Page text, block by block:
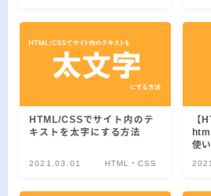
みきてぃ
20代のブロガーです。IT・イ
HTML/CSSでサイト内のテ
キストを太字にする方法
2021.03.01 HTML・CSS
【
使